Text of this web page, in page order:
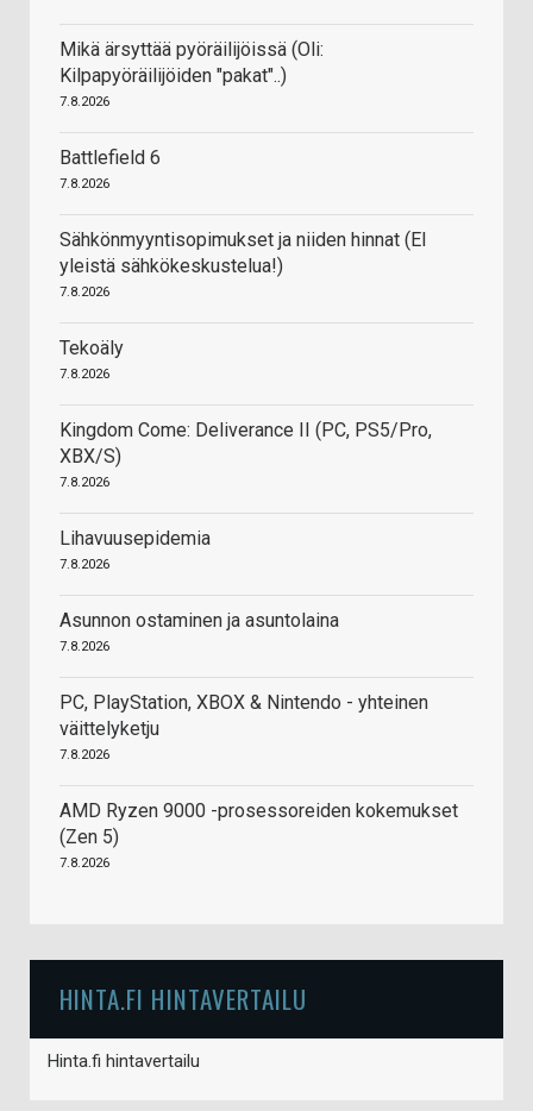
Mikä ärsyttää pyöräilijöissä (Oli:
Kilpapyöräilijöiden "pakat"..)
7.8.2026
Battlefield 6
7.8.2026
Sähkönmyyntisopimukset ja niiden hinnat (EI
yleistä sähkökeskustelua!)
7.8.2026
Tekoäly
7.8.2026
Kingdom Come: Deliverance II (PC, PS5/Pro,
XBX/S)
7.8.2026
Lihavuusepidemia
7.8.2026
Asunnon ostaminen ja asuntolaina
7.8.2026
PC, PlayStation, XBOX & Nintendo - yhteinen
väittelyketju
7.8.2026
AMD Ryzen 9000 -prosessoreiden kokemukset
(Zen 5)
7.8.2026
HINTA.FI HINTAVERTAILU
Hinta.fi hintavertailu